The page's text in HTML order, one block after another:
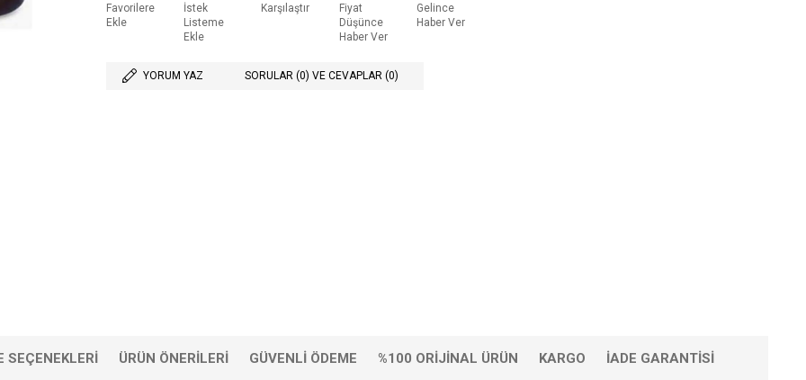
Favorilere
Ekle
İstek
Listeme
Ekle
Karşılaştır
Fiyat
Düşünce
Haber Ver
Gelince
Haber Ver
YORUM YAZ SORULAR (0) VE CEVAPLAR (0)
SEÇENEKLERI ÜRÜN ÖNERILERI GÜVENLI ÖDEME %100 ORIJINAL ÜRÜN KARGO İADE GARANTISI